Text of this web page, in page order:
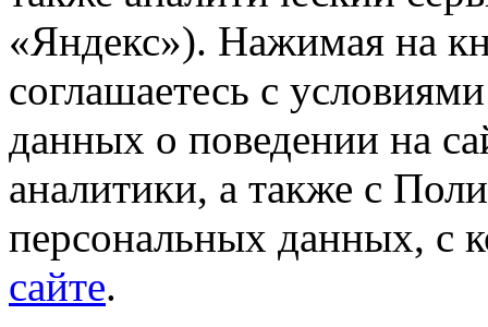
«Яндекс»). Нажимая на
соглашаетесь с
данных о поведении на
аналитики, а также с
персональных данных, с
сайте.